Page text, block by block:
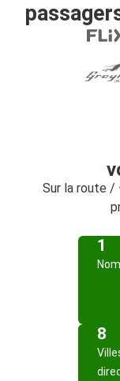
Sur la route /
1
8